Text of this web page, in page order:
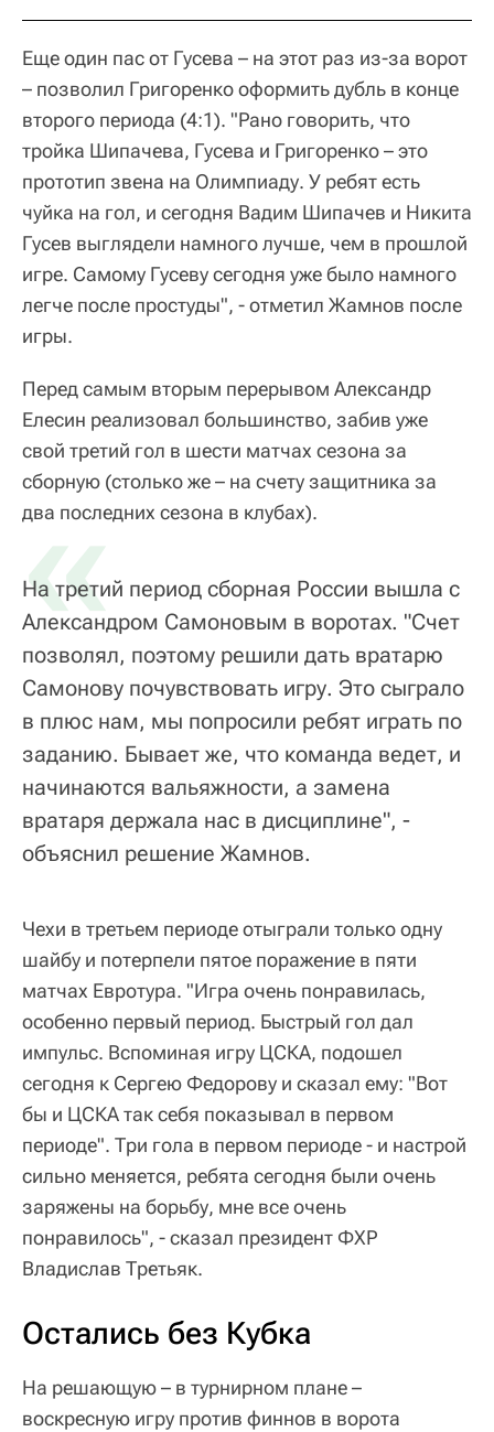
Еще один пас от Гусева – на этот раз из-за ворот
– позволил Григоренко оформить дубль в конце
второго периода (4:1). "Рано говорить, что
тройка Шипачева, Гусева и Григоренко – это
прототип звена на Олимпиаду. У ребят есть
чуйка на гол, и сегодня Вадим Шипачев и Никита
Гусев выглядели намного лучше, чем в прошлой
игре. Самому Гусеву сегодня уже было намного
легче после простуды", - отметил Жамнов после
игры.
Перед самым вторым перерывом Александр
Елесин реализовал большинство, забив уже
свой третий гол в шести матчах сезона за
сборную (столько же – на счету защитника за
два последних сезона в клубах).
«
На третий период сборная России вышла с
Александром Самоновым в воротах. "Счет
позволял, поэтому решили дать вратарю
Самонову почувствовать игру. Это сыграло
в плюс нам, мы попросили ребят играть по
заданию. Бывает же, что команда ведет, и
начинаются вальяжности, а замена
вратаря держала нас в дисциплине", -
объяснил решение Жамнов.
Чехи в третьем периоде отыграли только одну
шайбу и потерпели пятое поражение в пяти
матчах Евротура. "Игра очень понравилась,
особенно первый период. Быстрый гол дал
импульс. Вспоминая игру ЦСКА, подошел
сегодня к Сергею Федорову и сказал ему: "Вот
бы и ЦСКА так себя показывал в первом
периоде". Три гола в первом периоде - и настрой
сильно меняется, ребята сегодня были очень
заряжены на борьбу, мне все очень
понравилось", - сказал президент ФХР
Владислав Третьяк.
Остались без Кубка
На решающую – в турнирном плане –
воскресную игру против финнов в ворота